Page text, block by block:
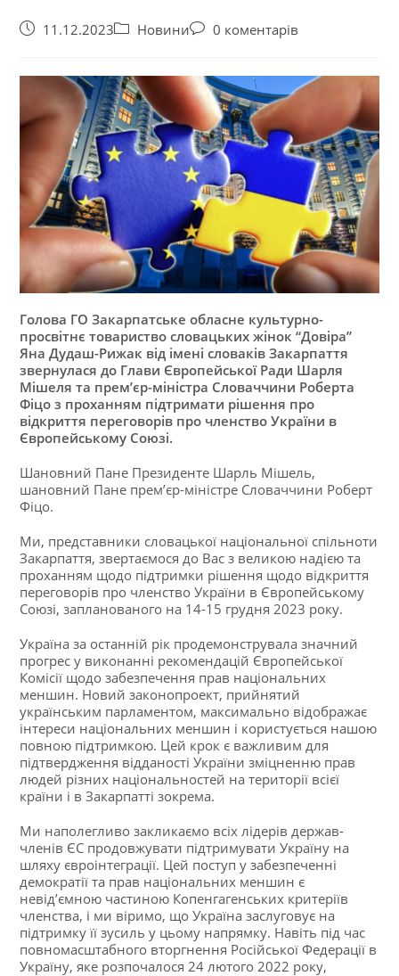
11.12.2023 Новини 0 коментарів
Голова ГО Закарпатське обласне культурно-
просвітнє товариство словацьких жінок “Довіра”
Яна Дудаш-Рижак від імені словаків Закарпаття
звернулася до Глави Європейської Ради Шарля
Мішеля та прем’єр-міністра Словаччини Роберта
Фіцо з проханням підтримати рішення про
відкриття переговорів про членство України в
Європейському Союзі.
Шановний Пане Президенте Шарль Мішель,
шановний Пане прем’єр-міністре Словаччини Роберт
Фіцо.
Ми, представники словацької національної спільноти
Закарпаття, звертаємося до Вас з великою надією та
проханням щодо підтримки рішення щодо відкриття
переговорів про членство України в Європейському
Союзі, запланованого на 14-15 грудня 2023 року.
Україна за останній рік продемонструвала значний
прогрес у виконанні рекомендацій Європейської
Комісії щодо забезпечення прав національних
меншин. Новий законопроект, прийнятий
українським парламентом, максимально відображає
інтереси національних меншин і користується нашою
повною підтримкою. Цей крок є важливим для
підтвердження відданості України зміцненню прав
людей різних національностей на території всієї
країни і в Закарпатті зокрема.
Ми наполегливо закликаємо всіх лідерів держав-
членів ЄС продовжувати підтримувати Україну на
шляху євроінтеграції. Цей поступ у забезпеченні
демократії та прав національних меншин є
невід’ємною частиною Копенгагенських критеріїв
членства, і ми віримо, що Україна заслуговує на
підтримку її зусиль у цьому напрямку. Навіть під час
повномасштабного вторгнення Російської Федерації в
Україну, яке розпочалося 24 лютого 2022 року,